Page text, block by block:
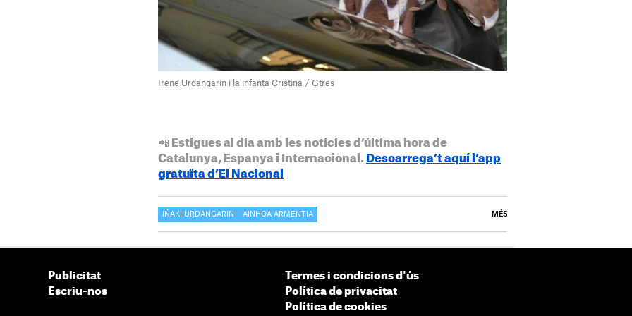
Irene Urdangarin i la infanta Cristina / Gtres
📲 Estigues al dia amb les notícies d’última hora de
Catalunya, Espanya i Internacional. Descarrega’t aquí l’app
gratuïta d’El Nacional
IÑAKI URDANGARIN AINHOA ARMENTIA MÉS
Publicitat
Escriu-nos
Termes i condicions d'ús
Política de privacitat
Política de cookies